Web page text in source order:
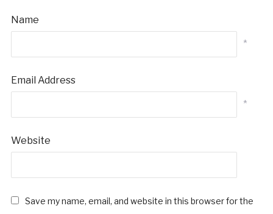
Name
*
Email Address
*
Website
Save my name, email, and website in this browser for the